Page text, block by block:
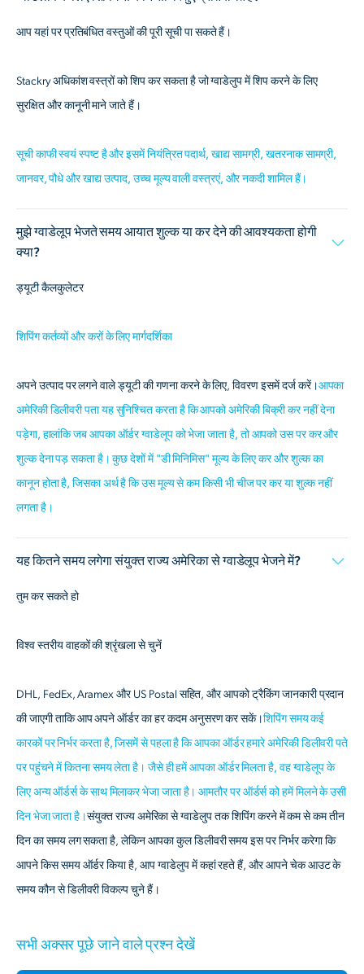
आप यहां पर प्रतिबंधित वस्तुओं की पूरी सूची पा सकते हैं।
Stackry अधिकांश वस्त्रों को शिप कर सकता है जो ग्वाडेलुप में शिप करने के लिए
सुरक्षित और कानूनी माने जाते हैं।
सूची काफी स्वयं स्पष्ट है और इसमें नियंत्रित पदार्थ, खाद्य सामग्री, खतरनाक सामग्री,
जानवर, पौधे और खाद्य उत्पाद, उच्च मूल्य वाली वस्त्रएं, और नकदी शामिल हैं।
मुझे ग्वाडेलूप भेजते समय आयात शुल्क या कर देने की आवश्यकता होगी
क्या?
ड्यूटी कैलकुलेटर
शिपिंग कर्तव्यों और करों के लिए मार्गदर्शिका
अपने उत्पाद पर लगने वाले ड्यूटी की गणना करने के लिए, विवरण इसमें दर्ज करें।आपका
अमेरिकी डिलीवरी पता यह सुनिश्चित करता है कि आपको अमेरिकी बिक्री कर नहीं देना
पड़ेगा, हालांकि जब आपका ऑर्डर ग्वाडेलूप को भेजा जाता है, तो आपको उस पर कर और
शुल्क देना पड़ सकता है। कुछ देशों में "डी मिनिमिस" मूल्य के लिए कर और शुल्क का
कानून होता है, जिसका अर्थ है कि उस मूल्य से कम किसी भी चीज पर कर या शुल्क नहीं
लगता है।
यह कितने समय लगेगा संयुक्त राज्य अमेरिका से ग्वाडेलूप भेजने में?
तुम कर सकते हो
विश्व स्तरीय वाहकों की श्रृंखला से चुनें
DHL, FedEx, Aramex और US Postal सहित, और आपको ट्रैकिंग जानकारी प्रदान
की जाएगी ताकि आप अपने ऑर्डर का हर कदम अनुसरण कर सकें।शिपिंग समय कई
कारकों पर निर्भर करता है, जिसमें से पहला है कि आपका ऑर्डर हमारे अमेरिकी डिलीवरी पते
पर पहुंचने में कितना समय लेता है। जैसे ही हमें आपका ऑर्डर मिलता है, वह ग्वाडेलूप के
लिए अन्य ऑर्डर्स के साथ मिलाकर भेजा जाता है। आमतौर पर ऑर्डर्स को हमें मिलने के उसी
दिन भेजा जाता है।संयुक्त राज्य अमेरिका से ग्वाडेलुप तक शिपिंग करने में कम से कम तीन
दिन का समय लग सकता है, लेकिन आपका कुल डिलीवरी समय इस पर निर्भर करेगा कि
आपने किस समय ऑर्डर किया है, आप ग्वाडेलुप में कहां रहते हैं, और आपने चेक आउट के
समय कौन से डिलीवरी विकल्प चुने हैं।
सभी अक्सर पूछे जाने वाले प्रश्न देखें